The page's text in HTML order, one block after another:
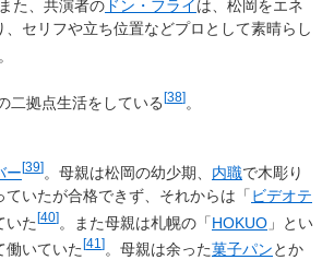
た、共演者の ドン・フライは、松岡をエネ
、セリフや立ち位置などプロとして素晴らし
。
二拠点生活をしている[38]。
ー[39] 。母親は松岡の幼少期、 内職で木彫り
いたが合格できず、それからは「 ビデオテ
いた[40]。また母親は札幌の「HOKUO 」とい
働いていた [41 ] 。母親は余った菓子パンとか